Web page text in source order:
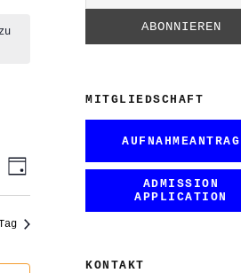
ANSICHTEN-
NAVIGATION
VERANSTALTUNG
ANSICHTEN-
Tag
MITGLIEDSCHAFT
AUFNAHMEANTRAG
ADMISSION
APPLICATION
KONTAKT